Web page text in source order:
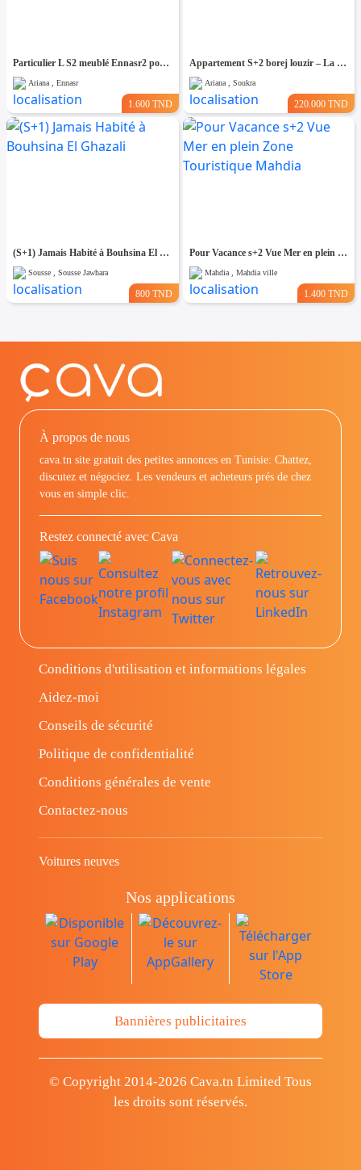
Particulier L S2 meublé Ennasr2 pour étranger
Ariana , Ennasr
1.600 TND
Appartement S+2 borej louzir – La Soukra
Ariana , Soukra
220.000 TND
(S+1) Jamais Habité à Bouhsina El Ghazali
Sousse , Sousse Jawhara
800 TND
Pour Vacance s+2 Vue Mer en plein Zone Touristique Mahdia
Mahdia , Mahdia ville
1.400 TND
À propos de nous
cava.tn site gratuit des petites annonces en Tunisie: Chattez,
discutez et négociez. Les vendeurs et acheteurs prés de chez
vous en simple clic.
Restez connecté avec Cava
Conditions d'utilisation et informations légales
Aidez-moi
Conseils de sécurité
Politique de confidentialité
Conditions générales de vente
Contactez-nous
Voitures neuves
Nos applications
Bannières publicitaires
© Copyright 2014-2026 Cava.tn Limited Tous
les droits sont réservés.